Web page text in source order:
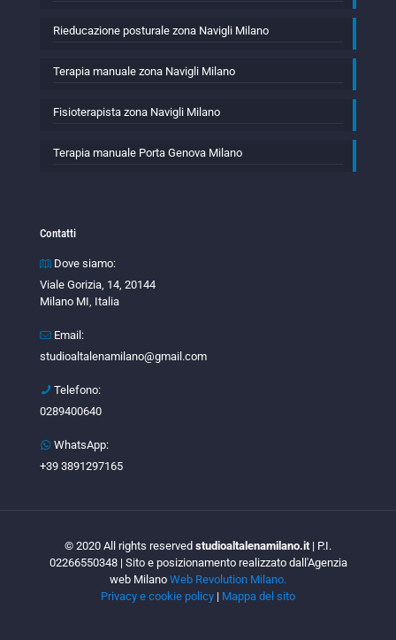
Rieducazione posturale zona Navigli Milano
Terapia manuale zona Navigli Milano
Fisioterapista zona Navigli Milano
Terapia manuale Porta Genova Milano
Contatti
Dove siamo:
Viale Gorizia, 14, 20144
Milano MI, Italia
Email:
studioaltalenamilano@gmail.com
Telefono:
0289400640
WhatsApp:
+39 3891297165
© 2020 All rights reserved studioaltalenamilano.it| P.I.
02266550348 | Sito e posizionamento realizzato dall'Agenzia
web Milano Web Revolution Milano.
Privacy e cookie policy | Mappa del sito